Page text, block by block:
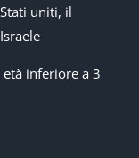
uniti, il
età inferiore a 3